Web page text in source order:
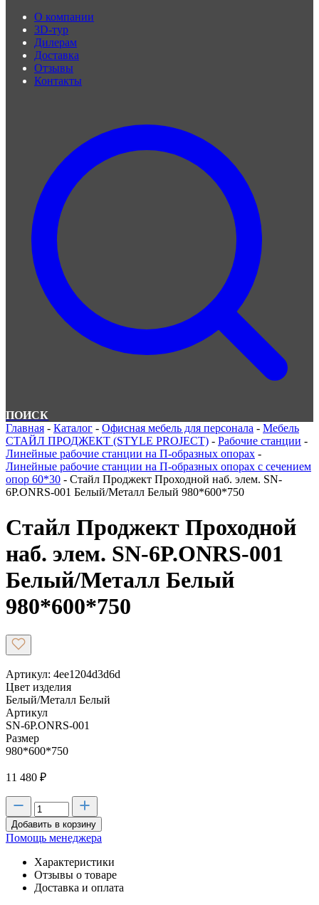
О компании
3D-тур
Дилерам
Доставка
Отзывы
Контакты
ПОИСК
Главная - Каталог - Офисная мебель для персонала - Мебель
СТАЙЛ ПРОДЖЕКТ (STYLE PROJECT) - Рабочие станции -
Линейные рабочие станции на П-образных опорах -
Линейные рабочие станции на П-образных опорах с сечением
опор 60*30 - Стайл Проджект Проходной наб. элем. SN-
6P.ONRS-001 Белый/Металл Белый 980*600*750
Стайл Проджект Проходной
наб. элем. SN-6P.ONRS-001
Белый/Металл Белый
980*600*750
Артикул: 4ee1204d3d6d
Цвет изделия
Белый/Металл Белый
Артикул
SN-6P.ONRS-001
Размер
980*600*750
11 480 ₽
Добавить в корзину
Помощь менеджера
Характеристики
Отзывы о товаре
Доставка и оплата